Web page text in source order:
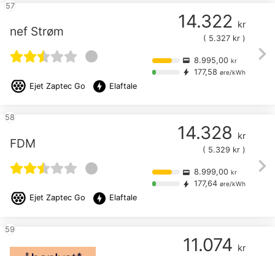
chevron_right
57
nef Strøm
Ejet Zaptec Go offline_bolt Elaftale
14.322 kr
( 5.327 kr )
credit_card 8.995,00 kr
bolt 177,58 øre/kWh
chevron_right
58
FDM
Ejet Zaptec Go offline_bolt Elaftale
14.328 kr
( 5.329 kr )
credit_card 8.999,00 kr
bolt 177,64 øre/kWh
59
11.074 kr